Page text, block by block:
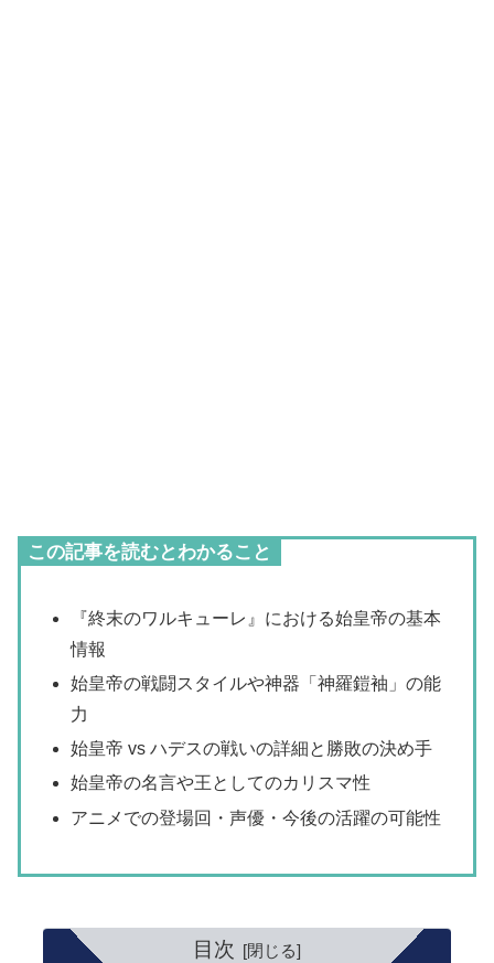
この記事を読むとわかること
『終末のワルキューレ』における始皇帝の基本
情報
始皇帝の戦闘スタイルや神器「神羅鎧袖」の能
力
始皇帝 vs ハデスの戦いの詳細と勝敗の決め手
始皇帝の名言や王としてのカリスマ性
アニメでの登場回・声優・今後の活躍の可能性
目次